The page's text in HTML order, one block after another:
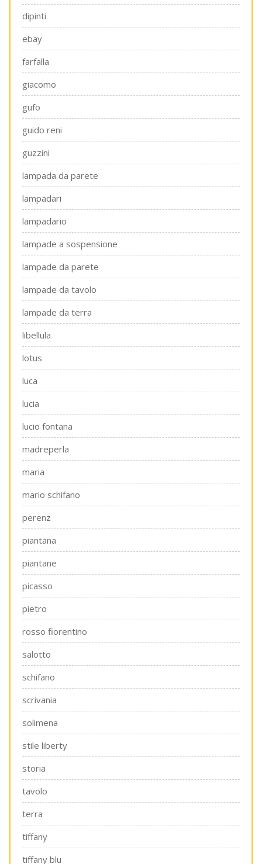
dipinti
ebay
farfalla
giacomo
gufo
guido reni
guzzini
lampada da parete
lampadari
lampadario
lampade a sospensione
lampade da parete
lampade da tavolo
lampade da terra
libellula
lotus
luca
lucia
lucio fontana
madreperla
maria
mario schifano
perenz
piantana
piantane
picasso
pietro
rosso fiorentino
salotto
schifano
scrivania
solimena
stile liberty
storia
tavolo
terra
tiffany
tiffany blu